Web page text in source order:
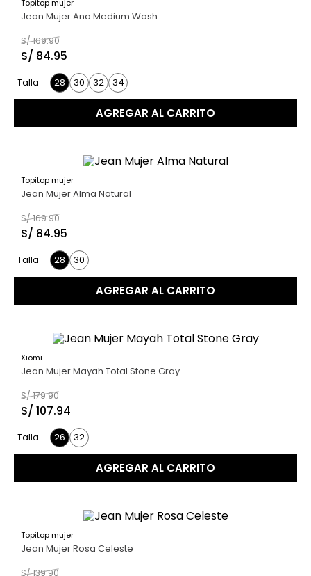
50 %
Topitop mujer
Jean Mujer Ana Medium Wash
S/169.90
S/ 84.95
Talla 28 30 32 34
AGREGAR AL CARRITO
50 %
Topitop mujer
Jean Mujer Alma Natural
S/169.90
S/ 84.95
Talla 28 30
AGREGAR AL CARRITO
40 %
Xiomi
Jean Mujer Mayah Total Stone Gray
S/179.90
S/ 107.94
Talla 26 32
AGREGAR AL CARRITO
40 %
Topitop mujer
Jean Mujer Rosa Celeste
S/139.90
casaca
10. casaca mujer